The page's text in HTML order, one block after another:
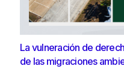
La vulneración de
de las migraciones